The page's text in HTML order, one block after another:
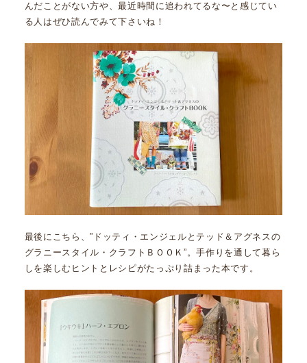
んだことがない方や、最近時間に追われてるな〜と感じてい
る人はぜひ読んでみて下さいね！
最後にこちら、”ドッティ・エンジェルとテッド＆アグネスの
グラニースタイル・クラフトＢＯＯＫ”。手作りを通して暮ら
しを楽しむヒントとレシピがたっぷり詰まった本です。